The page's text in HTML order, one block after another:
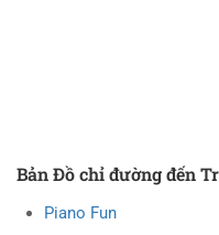
Bản Đồ chỉ đường đến
Piano Fun